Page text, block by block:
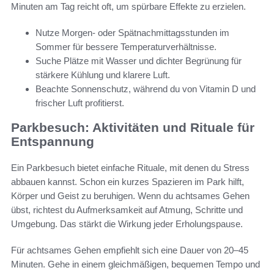
Minuten am Tag reicht oft, um spürbare Effekte zu erzielen.
Nutze Morgen- oder Spätnachmittagsstunden im
Sommer für bessere Temperaturverhältnisse.
Suche Plätze mit Wasser und dichter Begrünung für
stärkere Kühlung und klarere Luft.
Beachte Sonnenschutz, während du von Vitamin D und
frischer Luft profitierst.
Parkbesuch: Aktivitäten und Rituale für
Entspannung
Ein Parkbesuch bietet einfache Rituale, mit denen du Stress
abbauen kannst. Schon ein kurzes Spazieren im Park hilft,
Körper und Geist zu beruhigen. Wenn du achtsames Gehen
übst, richtest du Aufmerksamkeit auf Atmung, Schritte und
Umgebung. Das stärkt die Wirkung jeder Erholungspause.
Für achtsames Gehen empfiehlt sich eine Dauer von 20–45
Minuten. Gehe in einem gleichmäßigen, bequemen Tempo und